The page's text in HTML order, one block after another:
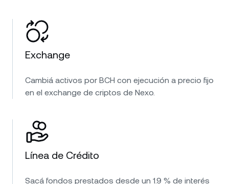
Exchange
Cambiá activos por BCH con ejecución a precio fijo
en el exchange de criptos de Nexo.
Línea de Crédito
Sacá fondos prestados desde un 1.9 % de interés